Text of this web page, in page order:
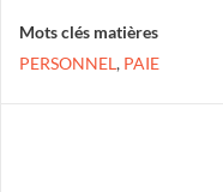
Mots clés matières
PERSONNEL, PAIE